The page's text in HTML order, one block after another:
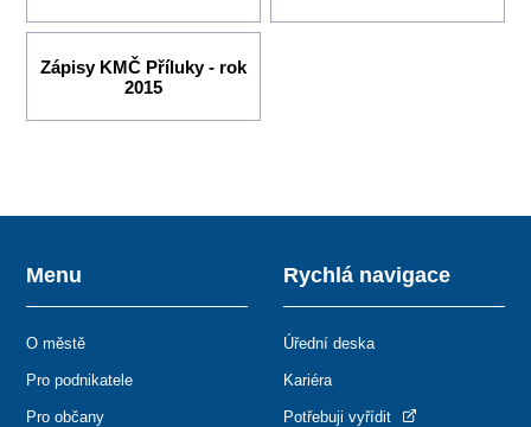
Zápisy KMČ Příluky - rok
2015
Menu
O městě
Pro podnikatele
Pro občany
Rychlá navigace
Úřední deska
Kariéra
Potřebuji vyřídit